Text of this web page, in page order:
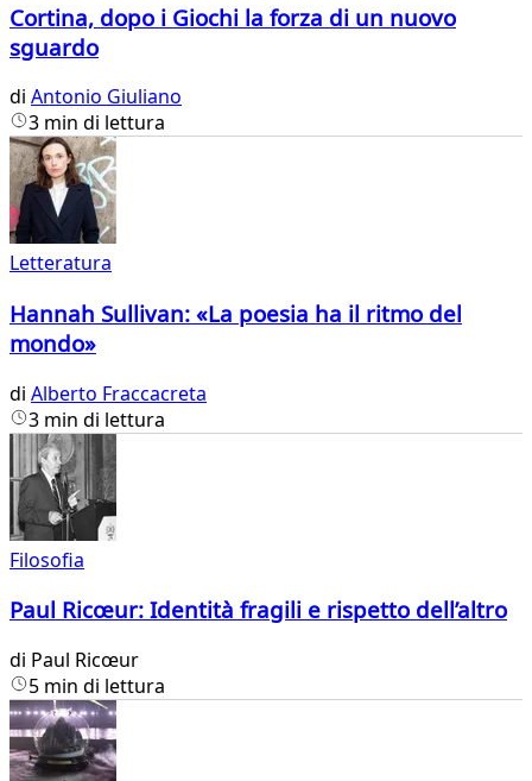
Cortina, dopo i Giochi la forza di un nuovo
sguardo
di Antonio Giuliano
3 min di lettura
Letteratura
Hannah Sullivan: «La poesia ha il ritmo del
mondo»
di Alberto Fraccacreta
3 min di lettura
Filosofia
Paul Ricœur: Identità fragili e rispetto dell’altro
di Paul Ricœur
5 min di lettura